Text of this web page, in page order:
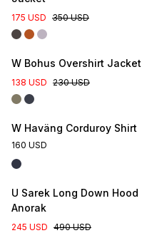
175 USD 350 USD
W Bohus Overshirt Jacket
138 USD 230 USD
W Haväng Corduroy Shirt
160 USD
U Sarek Long Down Hood
Anorak
245 USD 490 USD